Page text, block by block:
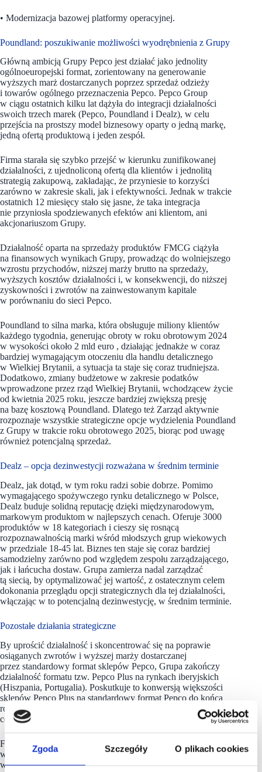
Zgoda Szczegóły O plikach cookies
• Modernizacja bazowej platformy operacyjnej.
Poundland: poszukiwanie możliwości wyodrębnienia z Grupy
Główną ambicją Grupy Pepco jest działać jako jednolity
ogólnoeuropejski format, zorientowany na generowanie
wyższych marż dostarczanych poprzez sprzedaż odzieży
i towarów ogólnego przeznaczenia Pepco. Pepco Group
w ciągu ostatnich kilku lat dążyła do integracji działalności
swoich trzech marek (Pepco, Poundland i Dealz), w celu
przejścia na prostszy model biznesowy oparty o jedną markę,
jedną ofertą produktową i jeden zespół.
Firma starała się szybko przejść w kierunku zunifikowanej
działalności, z ujednoliconą ofertą dla klientów i jednolitą
strategią zakupową, zakładając, że przyniesie to korzyści
zarówno w zakresie skali, jak i efektywności. Jednak w trakcie
ostatnich 12 miesięcy stało się jasne, że taka integracja
nie przyniosła spodziewanych efektów ani klientom, ani
akcjonariuszom Grupy.
Działalność oparta na sprzedaży produktów FMCG ciążyła
na finansowych wynikach Grupy, prowadząc do wolniejszego
wzrostu przychodów, niższej marży brutto na sprzedaży,
wyższych kosztów działalności i, w konsekwencji, do niższej
zyskowności i zwrotów na zainwestowanym kapitale
w porównaniu do sieci Pepco.
Poundland to silna marka, która obsługuje miliony klientów
każdego tygodnia, generując obroty w roku obrotowym 2024
w wysokości około 2 mld euro , działając jednakże w coraz
bardziej wymagającym otoczeniu dla handlu detalicznego
w Wielkiej Brytanii, a sytuacja ta staje się coraz trudniejsza.
Dodatkowo, zmiany budżetowe w zakresie podatków
wprowadzone przez rząd Wielkiej Brytanii, wchodzącew życie
od kwietnia 2025 roku, jeszcze bardziej zwiększą presję
na bazę kosztową Poundland. Dlatego też Zarząd aktywnie
rozpoznaje wszystkie strategiczne opcje wydzielenia Poundland
z Grupy w trakcie roku obrotowego 2025, biorąc pod uwagę
również potencjalną sprzedaż.
Dealz – opcja dezinwestycji rozważana w średnim terminie
Dealz, jak dotąd, w tym roku radzi sobie dobrze. Pomimo
wymagającego spożywczego rynku detalicznego w Polsce,
Dealz buduje solidną reputację dzięki międzynarodowym,
markowym produktom w najlepszych cenach. Oferuje 3000
produktów w 18 kategoriach i cieszy się rosnącą
rozpoznawalnością marki wśród młodszych grup wiekowych
w przedziale 18-45 lat. Biznes ten staje się coraz bardziej
samodzielny zarówno pod względem zespołu zarządzającego,
jak i łańcucha dostaw. Grupa zamierza nadal zarządzać
tą siecią, by optymalizować jej wartość, z ostatecznym celem
dokonania przeglądu opcji strategicznych dla tej działalności,
włączając w to potencjalną dezinwestycję, w średnim terminie.
Pozostałe działania strategiczne
By uprościć działalność i skoncentrować się na poprawie
osiąganych zwrotów i wyższej marży dostarczanej
przez standardowy format sklepów Pepco, Grupa zakończy
działalność formatu tzw. Pepco Plus na rynkach iberyjskich
(Hiszpania, Portugalia). Poskutkuje to konwersją większości
sklepów Pepco Plus na standardowy format Pepco do końca
roku obrotowego 2025. Obecnie prowadzi 118 takich sklepów,
co stanowi 3% wszystkich sklepów pod marką Pepco.
Format Pepco Plus przyniósł dodatkową złożoność
w działalności, ponieważ oferował produkty FMCG, wymagał
wyższych nakładów inwestycyjnych i odciągał uwagę